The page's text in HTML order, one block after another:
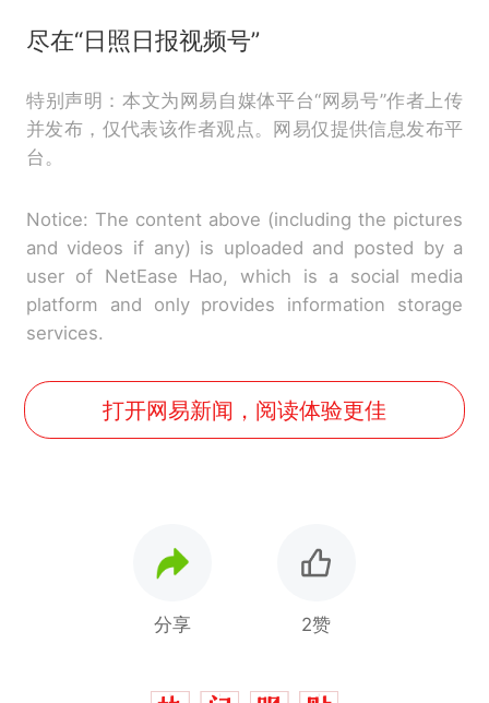
尽在“日照日报视频号”
特别声明：本文为网易自媒体平台“网易号”作者上传
并发布，仅代表该作者观点。网易仅提供信息发布平
台。
Notice: The content above (including the pictures
and videos if any) is uploaded and posted by a
user of NetEase Hao, which is a social media
platform and only provides information storage
services.
打开网易新闻，阅读体验更佳
分享 2赞